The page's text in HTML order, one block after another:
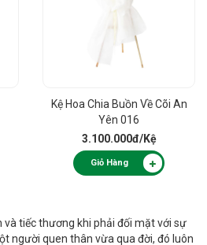
Kệ Hoa Chia Buồn Về Cõi An
Yên 016
3.100.000đ/Kệ
Giỏ Hàng
và tiếc thương khi phải đối mặt với sự
người quen thân vừa qua đời, đó luôn